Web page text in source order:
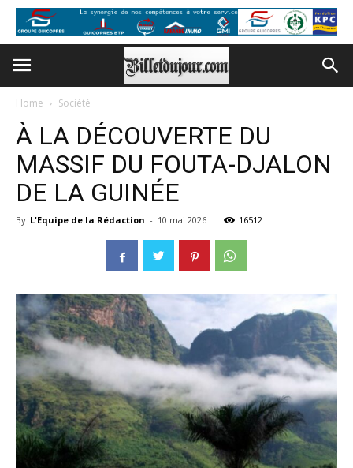
Home Société
À LA DÉCOUVERTE DU
MASSIF DU FOUTA-DJALON
DE LA GUINÉE
By L'Equipe de la Rédaction - 10 mai 2026 16512